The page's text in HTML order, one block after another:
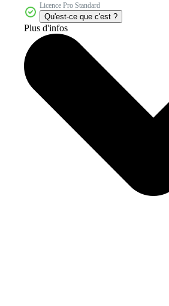
Licence Pro Standard
Qu'est-ce que c'est ?
Plus d'infos